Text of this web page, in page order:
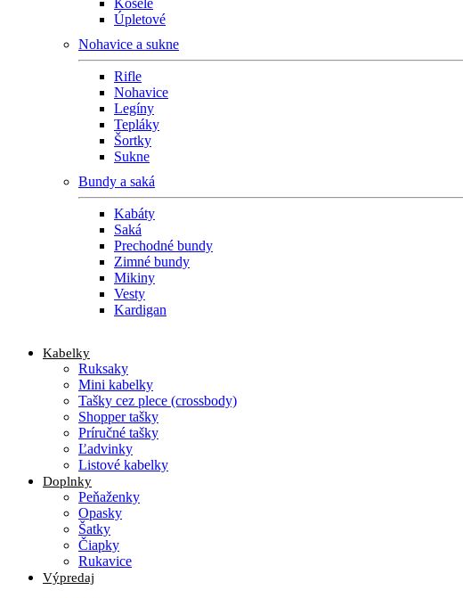
Úpletové
Nohavice a sukne
Rifle
Nohavice
Legíny
Tepláky
Šortky
Sukne
Bundy a saká
Kabáty
Saká
Prechodné bundy
Zimné bundy
Mikiny
Vesty
Kardigan
Kabelky
Ruksaky
Mini kabelky
Tašky cez plece (crossbody)
Shopper tašky
Príručné tašky
Ľadvinky
Listové kabelky
Doplnky
Peňaženky
Opasky
Šatky
Čiapky
Rukavice
Výpredaj